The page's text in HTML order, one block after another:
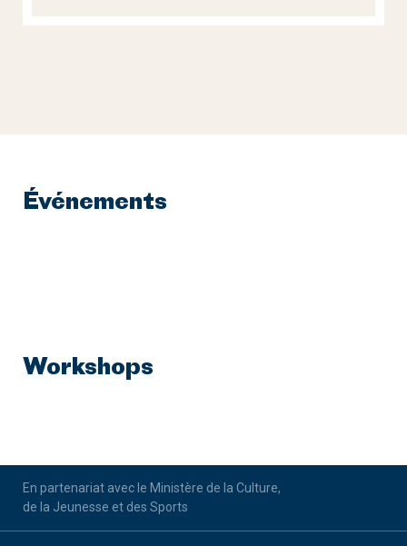
Événements
Workshops
En partenariat avec le Ministère de la Culture,
de la Jeunesse et des Sports